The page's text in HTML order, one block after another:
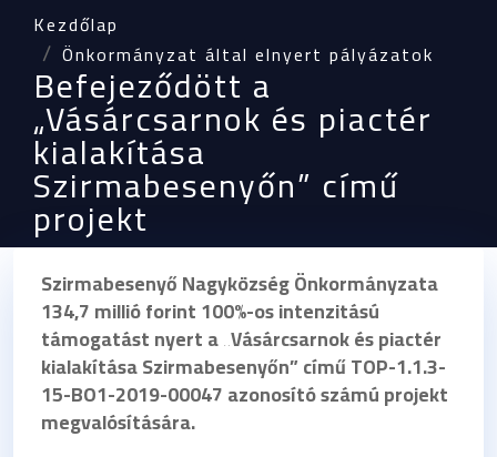
Kezdőlap
Önkormányzat által elnyert pályázatok
Befejeződött a
„Vásárcsarnok és piactér
kialakítása
Szirmabesenyőn” című
projekt
Szirmabesenyő Nagyközség Önkormányzata
134,7 millió forint 100%-os intenzitású
támogatást nyert a „Vásárcsarnok és piactér
kialakítása Szirmabesenyőn” című TOP-1.1.3-
15-BO1-2019-00047 azonosító számú projekt
megvalósítására.